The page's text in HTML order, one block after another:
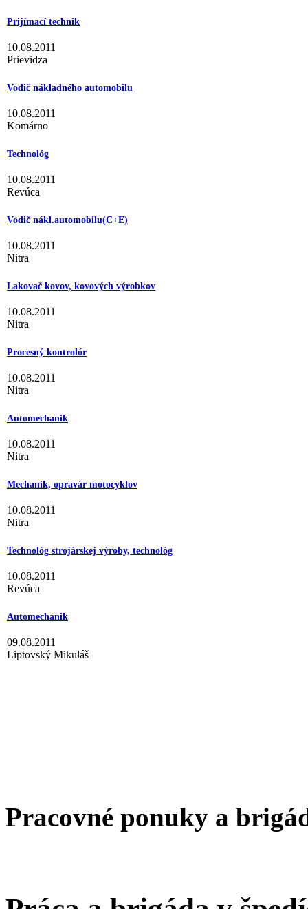
Prijímací technik
10.08.2011
Prievidza
Vodič nákladného automobilu
10.08.2011
Komárno
Technológ
10.08.2011
Revúca
Vodič nákl.automobilu(C+E)
10.08.2011
Nitra
Lakovač kovov, kovových výrobkov
10.08.2011
Nitra
Procesný kontrolór
10.08.2011
Nitra
Automechanik
10.08.2011
Nitra
Mechanik, opravár motocyklov
10.08.2011
Nitra
Technológ strojárskej výroby, technológ
10.08.2011
Revúca
Automechanik
09.08.2011
Liptovský Mikuláš
Pracovné ponuky a